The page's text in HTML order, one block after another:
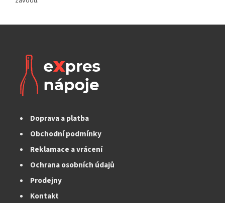
Doprava a platba
Obchodní podmínky
Reklamace a vrácení
Ochrana osobních údajů
Prodejny
Kontakt